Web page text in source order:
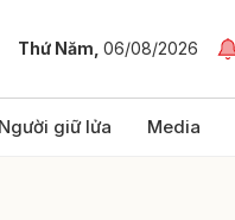
Thứ Năm, 06/08/2026
Người giữ lửa Media